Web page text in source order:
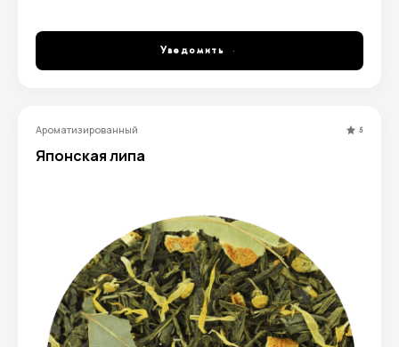
ромашки, а также листьев крапивы,
приправленная корицей. Эффективный сбор
для тех, кто избавляется от лишнего веса!
Уведомить
Ароматизированный 5
Японская липа